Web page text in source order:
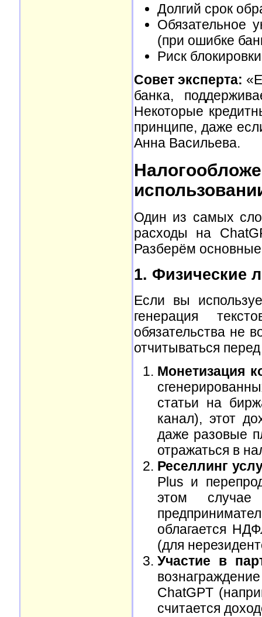
Долгий срок
Обязательное
(при ошибке
Риск
Совет эксперта:
банка,
Некоторые
принципе, даже
Анна Васильева.
Один из самых
расходы на
Разберём
1. Физические
Если вы
генерация
обязательства не
отчитываться
Монетизация
статьи на
канал), этот
даже разовые
отражаться в
Реселлинг
Plus и
этом случае
облагается
(для
Участие в
ChatGPT
считается